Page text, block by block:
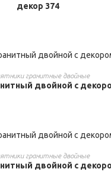
декор 374
гранитные двойные
двойной с
гранитные двойные
двойной с